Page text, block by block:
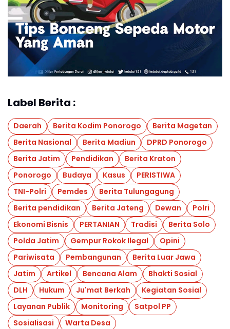
Label Berita :
Daerah Berita Kodim Ponorogo
Berita Magetan
Berita Nasional
Berita Madiun
DPRD Ponorogo
Berita Jatim
Pendidikan
Berita Kraton
Ponorogo
Budaya Kasus
PERISTIWA
TNI-Polri
Pemdes
Berita Tulungagung
Berita pendidikan
Berita Jateng Dewan
Polri
Ekonomi Bisnis
PERTANIAN Tradisi
Berita Solo
Polda Jatim
Gempur Rokok Ilegal
Opini
Pariwisata
Pembangunan
Berita Luar Jawa
Jatim
Artikel Bencana Alam
Bhakti Sosial
DLH
Hukum Ju'mat Berkah
Kegiatan Sosial
Layanan Publik
Monitoring
Satpol PP
Sosialisasi
Warta Desa